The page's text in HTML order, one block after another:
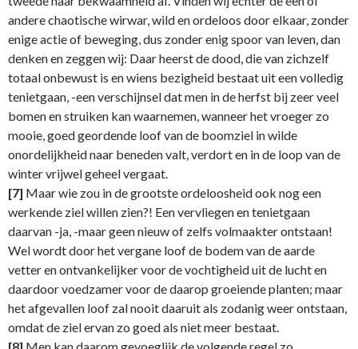
andere chaotische wirwar, wild en ordeloos door elkaar, zonder
enige actie of beweging, dus zonder enig spoor van leven, dan
denken en zeggen wij: Daar heerst de dood, die van zichzelf
totaal onbewust is en wiens bezigheid bestaat uit een volledig
tenietgaan, -een verschijnsel dat men in de herfst bij zeer veel
bomen en struiken kan waarnemen, wanneer het vroeger zo
mooie, goed geordende loof van de boomziel in wilde
onordelijkheid naar beneden valt, verdort en in de loop van de
winter vrijwel geheel vergaat.
[7] Maar wie zou in de grootste ordeloosheid ook nog een
werkende ziel willen zien?! Een vervliegen en tenietgaan
daarvan -ja, -maar geen nieuw of zelfs volmaakter ontstaan!
Wel wordt door het vergane loof de bodem van de aarde
vetter en ontvankelijker voor de vochtigheid uit de lucht en
daardoor voedzamer voor de daarop groeiende planten; maar
het afgevallen loof zal nooit daaruit als zodanig weer ontstaan,
omdat de ziel ervan zo goed als niet meer bestaat.